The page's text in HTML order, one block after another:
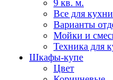
9 кв. м.
Все для кухни
Варианты
Мойки и
Техника для
Шкафы-купе
Цвет